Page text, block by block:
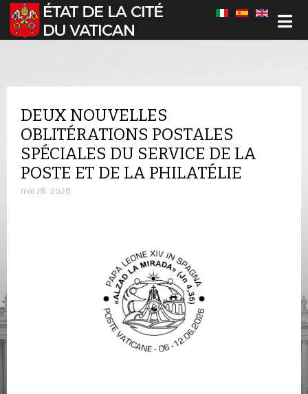
Sélectionnez votre langue
DEUX NOUVELLES
OBLITÉRATIONS POSTALES
SPÉCIALES DU SERVICE DE LA
POSTE ET DE LA PHILATÉLIE
mai 28, 2026